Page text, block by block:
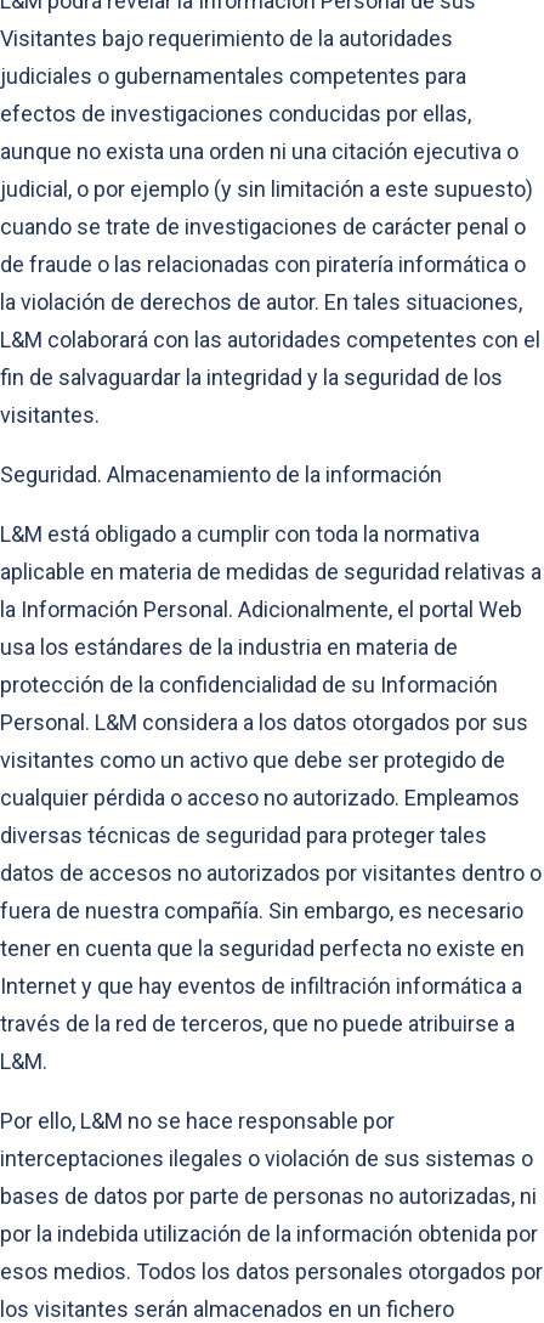
Visitantes bajo requerimiento de la autoridades
judiciales o gubernamentales competentes para
efectos de investigaciones conducidas por ellas,
aunque no exista una orden ni una citación ejecutiva o
judicial, o por ejemplo (y sin limitación a este supuesto)
cuando se trate de investigaciones de carácter penal o
de fraude o las relacionadas con piratería informática o
la violación de derechos de autor. En tales situaciones,
L&M colaborará con las autoridades competentes con el
fin de salvaguardar la integridad y la seguridad de los
visitantes.
Seguridad. Almacenamiento de la información
L&M está obligado a cumplir con toda la normativa
aplicable en materia de medidas de seguridad relativas a
la Información Personal. Adicionalmente, el portal Web
usa los estándares de la industria en materia de
protección de la confidencialidad de su Información
Personal. L&M considera a los datos otorgados por sus
visitantes como un activo que debe ser protegido de
cualquier pérdida o acceso no autorizado. Empleamos
diversas técnicas de seguridad para proteger tales
datos de accesos no autorizados por visitantes dentro o
fuera de nuestra compañía. Sin embargo, es necesario
tener en cuenta que la seguridad perfecta no existe en
Internet y que hay eventos de infiltración informática a
través de la red de terceros, que no puede atribuirse a
L&M.
Por ello, L&M no se hace responsable por
interceptaciones ilegales o violación de sus sistemas o
bases de datos por parte de personas no autorizadas, ni
por la indebida utilización de la información obtenida por
esos medios. Todos los datos personales otorgados por
los visitantes serán almacenados en un fichero